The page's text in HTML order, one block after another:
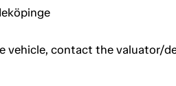
vehicle, contact the valuator/